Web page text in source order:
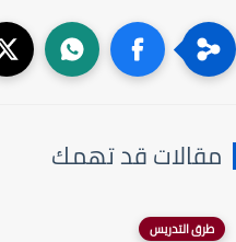
مقالات قد تهمك
طرق التدريس